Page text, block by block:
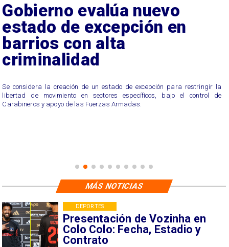
Gobierno evalúa nuevo
estado de excepción en
barrios con alta
criminalidad
Se considera la creación de un estado de excepción para restringir la
libertad de movimiento en sectores específicos, bajo el control de
Carabineros y apoyo de las Fuerzas Armadas.
Presentación de Vozinha en
Colo Colo: Fecha, Estadio y
Contrato
DEPORTES
MÁS NOTICIAS